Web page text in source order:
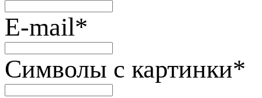
E-mail*
Символы с картинки*